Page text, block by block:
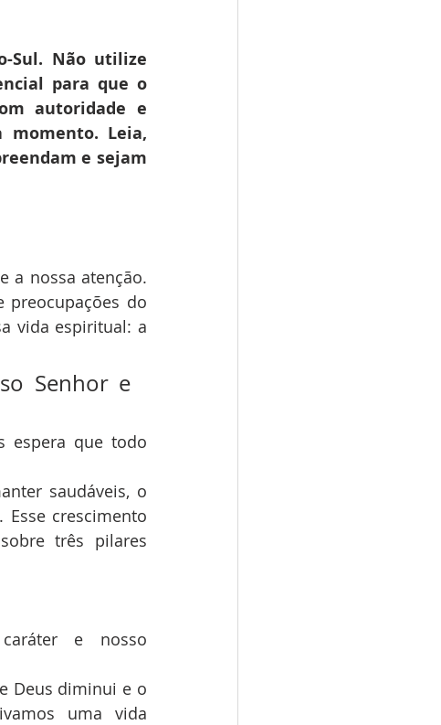
Sul. Não utilize
para que o
autoridade e
momento. Leia,
e sejam
a nossa atenção.
preocupações do
vida espiritual: a
Senhor e
espera que todo
saudáveis, o
crescimento
três pilares
e nosso
Deus diminui e o
uma vida